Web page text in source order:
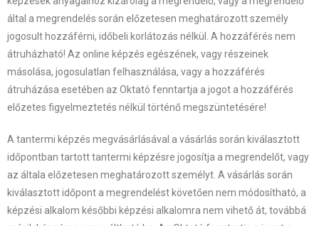
által a megrendelés során előzetesen meghatározott személy
jogosult hozzáférni, időbeli korlátozás nélkül. A hozzáférés nem
átruházható! Az online képzés egészének, vagy részeinek
másolása, jogosulatlan felhasználása, vagy a hozzáférés
átruházása esetében az Oktató fenntartja a jogot a hozzáférés
előzetes figyelmeztetés nélkül történő megszüntetésére!
A tantermi képzés megvásárlásával a vásárlás során kiválasztott
időpontban tartott tantermi képzésre jogosítja a megrendelőt, vagy
az általa előzetesen meghatározott személyt. A vásárlás során
kiválasztott időpont a megrendelést követően nem módosítható, a
képzési alkalom későbbi képzési alkalomra nem vihető át, továbbá